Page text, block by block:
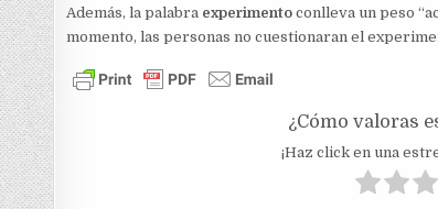
Además, la palabra experimentoconlleva un peso
momento, las personas no cuestionaran el
¿Cómo valoras
¡Haz click en una